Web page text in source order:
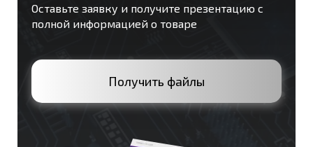
Оставьте заявку и получите презентацию с
полной информацией о товаре
Получить файлы